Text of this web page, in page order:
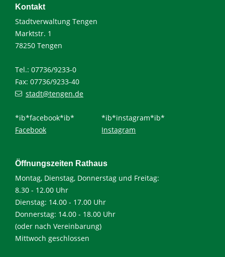
Kontakt
Stadtverwaltung Tengen
Marktstr. 1
78250 Tengen
Tel.: 07736/9233-0
Fax: 07736/9233-40
stadt@tengen.de
*ib*facebook*ib*
Facebook
*ib*instagram*ib*
Instagram
Öffnungszeiten Rathaus
Montag, Dienstag, Donnerstag und Freitag:
8.30 - 12.00 Uhr
Dienstag: 14.00 - 17.00 Uhr
Donnerstag: 14.00 - 18.00 Uhr
(oder nach Vereinbarung)
Mittwoch geschlossen